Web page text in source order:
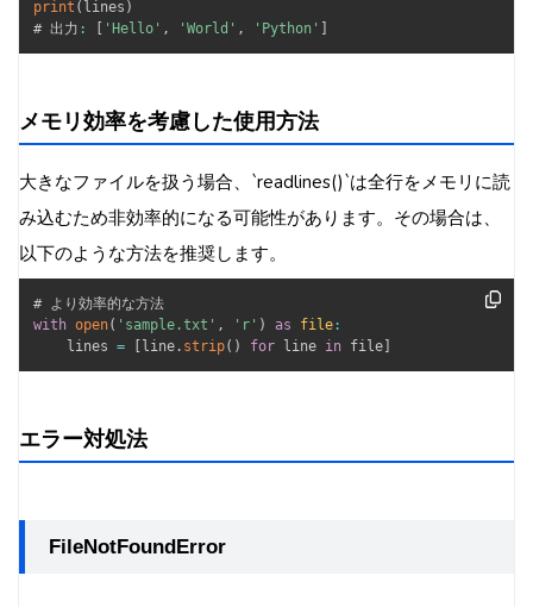
print ( lines )
# 出力 : 'Hello' , 'World' , 'Python'
メモリ効率を考慮した使用方法
大きなファイルを扱う場合、`readlines()`は全行をメモリに読
み込むため非効率的になる可能性があります。その場合は、
以下のような方法を推奨します。
with open( 'sample.txt' , 'r' ) as file :
    lines
= line . strip( ) for line in file
エラー対処法
FileNotFoundError